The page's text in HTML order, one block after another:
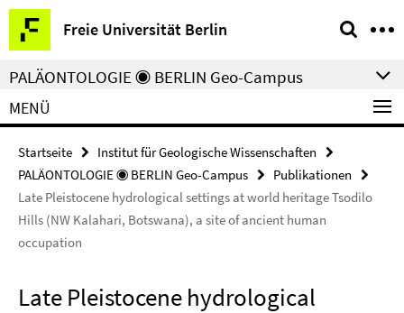
Springe
direkt
zu
Inhalt
Freie Universität Berlin
Service-
Navigation
PALÄONTOLOGIE ◉ BERLIN Geo-Campus
MENÜ
Startseite
Institut für Geologische Wissenschaften
PALÄONTOLOGIE ◉ BERLIN Geo-Campus
Publikationen
Late Pleistocene hydrological settings at world heritage Tsodilo
Hills (NW Kalahari, Botswana), a site of ancient human
occupation
Late Pleistocene hydrological